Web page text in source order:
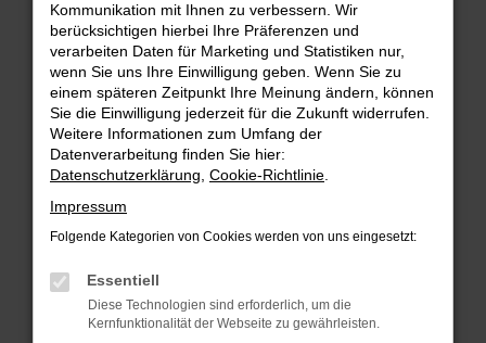
Fehler: Network Error
Beim Laden ist ein Fehler aufgetreten.
Hier sind ein paar Tipps, die dir helfen können:
Überprüfe deine Firewall und deine
Internetverbindung.
Laden andere Webseiten, zum Beispiel deine
Suchmaschine?
Prüfe deine Browsererweiterungen.
können das Laden bestimmter Seiten
verhindern. Funktioniert die Seite in einem
anderen Browser oder in einem privaten
Kommunikation mit Ihnen zu verbessern. Wir
berücksichtigen hierbei Ihre Präferenzen und
verarbeiten Daten für Marketing und Statistiken nur,
wenn Sie uns Ihre Einwilligung geben. Wenn Sie zu
einem späteren Zeitpunkt Ihre Meinung ändern, können
Sie die Einwilligung jederzeit für die Zukunft widerrufen.
Weitere Informationen zum Umfang der
Datenverarbeitung finden Sie hier:
Datenschutzerklärung Cookie-Richtlinie
Impressum
Folgende Kategorien von Cookies werden von uns eingesetzt:
Essentiell
Diese Technologien sind erforderlich, um die
Kernfunktionalität der Webseite zu gewährleisten.